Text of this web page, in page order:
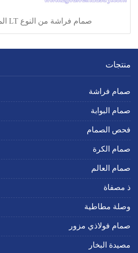
صمام فراشة من النوع LT المبطن بـ ptfe
منتجات
صمام فراشة
صمام البوابة
فحص الصمام
صمام الكرة
صمام العالم
ذ مصفاة
وصلة مطاطية
صمام فولاذي مزور
مصيدة البخار